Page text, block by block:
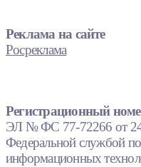
Реклама на сайте
Росреклама
Регистрационный
ЭЛ № ФС 77-72266 от
Федеральной службой
информационных